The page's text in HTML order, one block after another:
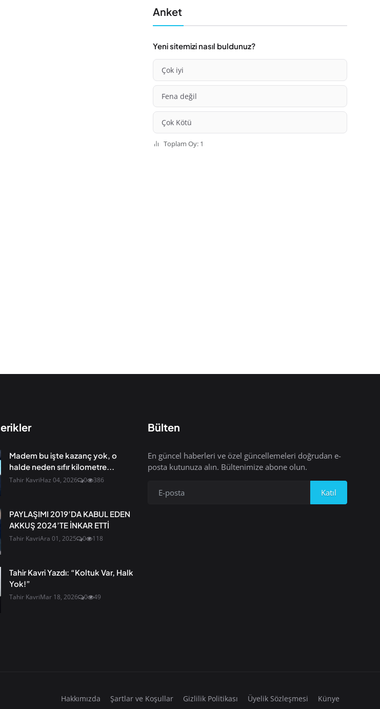
Anket
Yeni sitemizi nasıl buldunuz?
Çok iyi
Fena değil
Çok Kötü
Toplam Oy: 1
Madem bu işte kazanç yok, o
halde neden sıfır kilometre...
Tahir KavriHaz 04, 2026 0 386
PAYLAŞIMI 2019’DA KABUL EDEN
AKKUŞ 2024’TE İNKAR ETTİ
Tahir KavriAra 01, 2025 0 118
Tahir Kavri Yazdı: “Koltuk Var, Halk
Yok!”
Tahir KavriMar 18, 2026 0 49
Bülten
En güncel haberleri ve özel güncellemeleri doğrudan e-
posta kutunuza alın. Bültenimize abone olun.
Katıl
Hakkımızda Şartlar ve Koşullar Gizlilik Politikası Üyelik Sözleşmesi Künye